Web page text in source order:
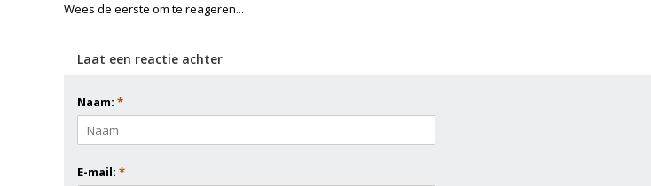
Wees de eerste om te reageren...
Laat een reactie achter
Naam: *
E-mail: *